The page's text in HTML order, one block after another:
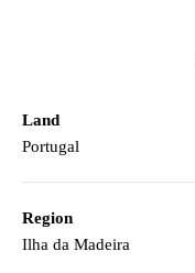
Land
Portugal
Region
Ilha da Madeira